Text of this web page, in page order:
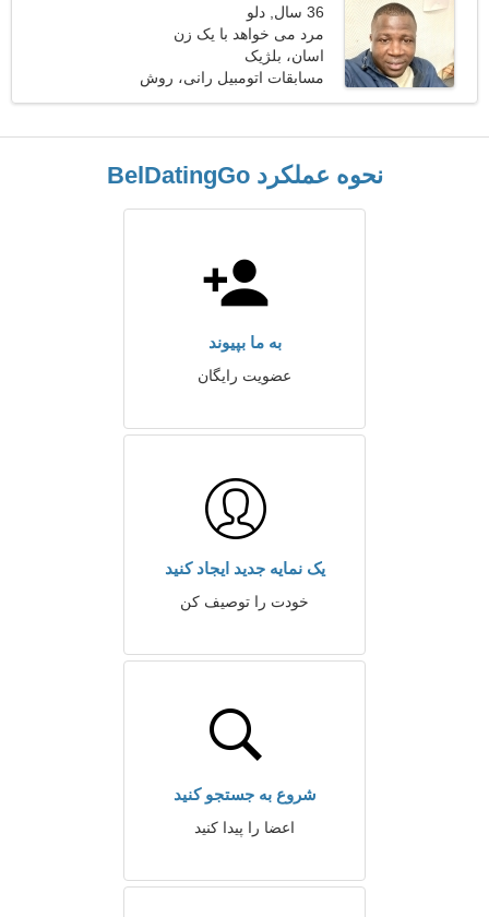
36 سال, دلو
مرد می خواهد با یک زن
ملاقات کند 26-33
اسان، بلژیک
مسابقات اتومبیل رانی، روش
نحوه عملکرد BelDatingGo
به ما بپیوند
عضویت رایگان
یک نمایه جدید ایجاد کنید
خودت را توصیف کن
شروع به جستجو کنید
اعضا را پیدا کنید